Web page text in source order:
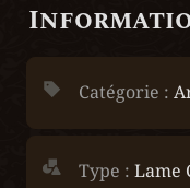
Catégorie :
Type : Lame